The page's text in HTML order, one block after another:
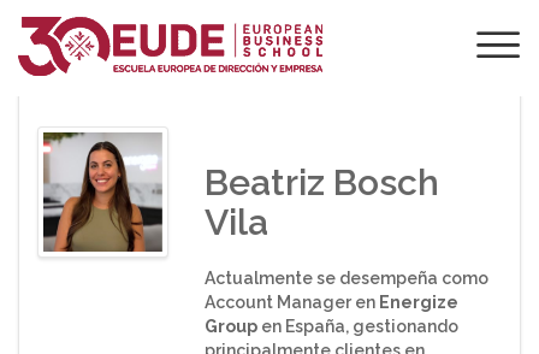
PONENTE DE EUDE
Beatriz Bosch
Vila
Actualmente se desempeña como
Account Manager en Energize
Groupen España, gestionando